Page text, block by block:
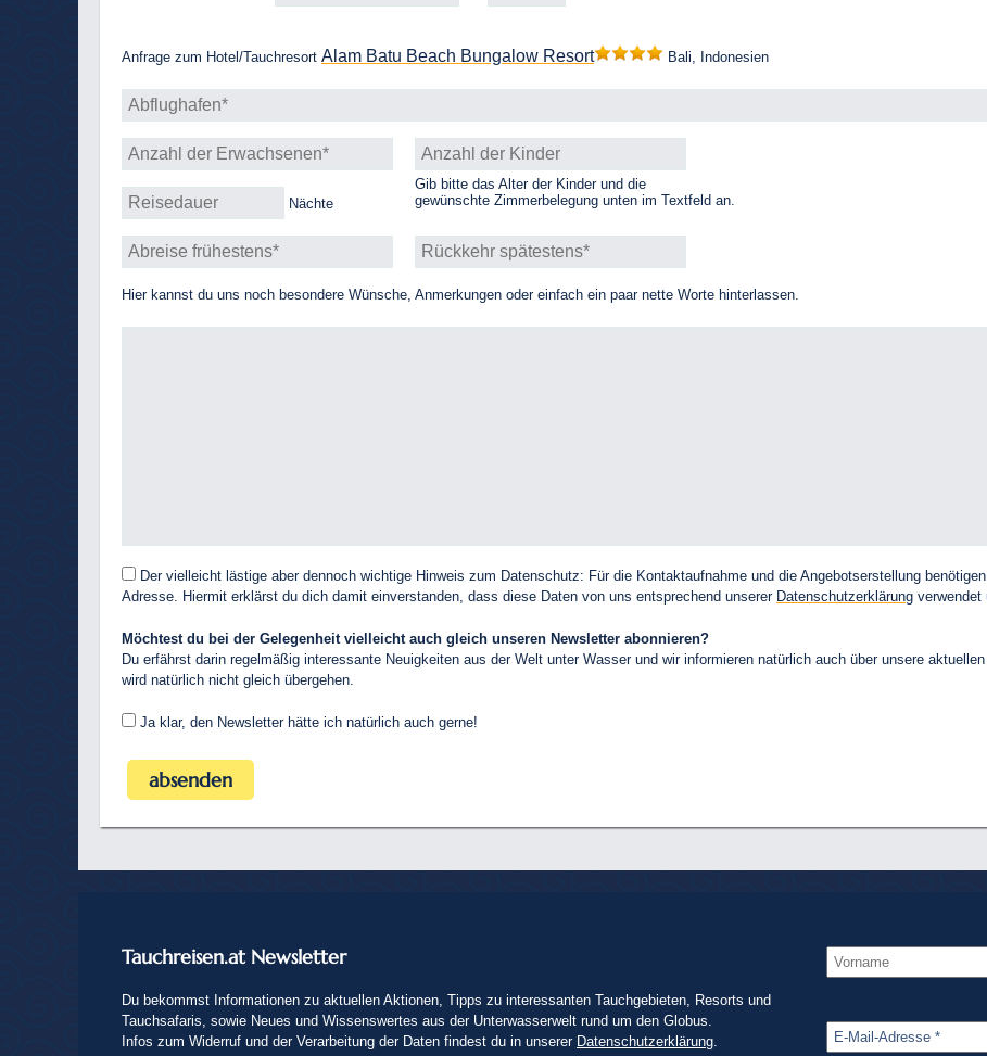
Anfrage zum Hotel/Tauchresort Alam Batu Beach Bungalow Resort Bali, Indonesien
Gib bitte das Alter der Kinder und die
gewünschte Zimmerbelegung unten im Textfeld an.
Nächte
Hier kannst du uns noch besondere Wünsche, Anmerkungen oder einfach ein paar nette Worte hinterlassen.
Der vielleicht lästige aber dennoch wichtige Hinweis zum Datenschutz: Für die Kontaktaufnahme und die Angebotserstellung
Adresse. Hiermit erklärst du dich damit einverstanden, dass diese Daten von uns entsprechend unserer Datenschutzerklärung verwendet
Möchtest du bei der Gelegenheit vielleicht auch gleich unseren Newsletter abonnieren?
Du erfährst darin regelmäßig interessante Neuigkeiten aus der Welt unter Wasser und wir informieren natürlich auch über unsere
wird natürlich nicht gleich übergehen.
Ja klar, den Newsletter hätte ich natürlich auch gerne!
Tauchreisen.at Newsletter
Du bekommst Informationen zu aktuellen Aktionen, Tipps zu interessanten Tauchgebieten, Resorts und
Tauchsafaris, sowie Neues und Wissenswertes aus der Unterwasserwelt rund um den Globus.
Infos zum Widerruf und der Verarbeitung der Daten findest du in unserer Datenschutzerklärung